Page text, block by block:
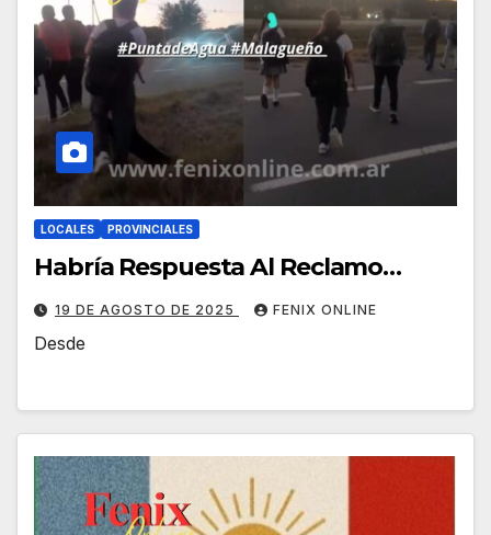
LOCALES PROVINCIALES
Habría Respuesta Al Reclamo…
19 DE AGOSTO DE 2025 FENIX ONLINE
Desde